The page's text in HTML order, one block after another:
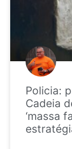
Policia:
Cadeia
‘massa